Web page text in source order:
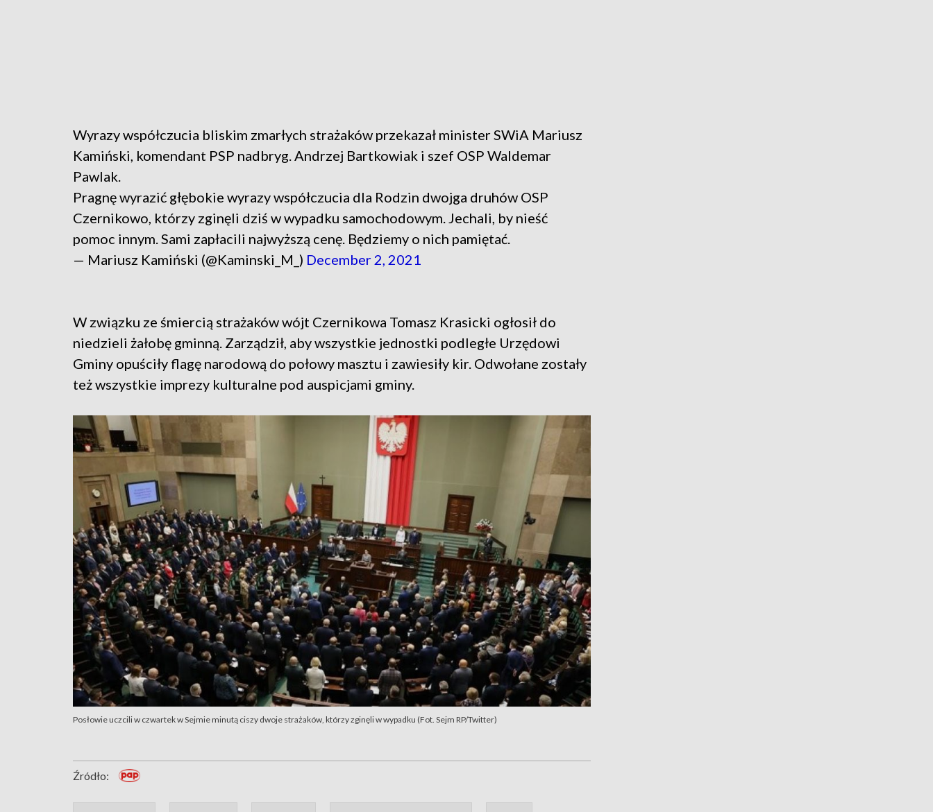
Wyrazy współczucia bliskim zmarłych strażaków przekazał minister SWiA Mariusz
Kamiński, komendant PSP nadbryg. Andrzej Bartkowiak i szef OSP Waldemar
Pawlak.
Pragnę wyrazić głębokie wyrazy współczucia dla Rodzin dwojga druhów OSP
Czernikowo, którzy zginęli dziś w wypadku samochodowym. Jechali, by nieść
pomoc innym. Sami zapłacili najwyższą cenę. Będziemy o nich pamiętać.
— Mariusz Kamiński (@Kaminski_M_) December 2, 2021
W związku ze śmiercią strażaków wójt Czernikowa Tomasz Krasicki ogłosił do
niedzieli żałobę gminną. Zarządził, aby wszystkie jednostki podległe Urzędowi
Gminy opuściły flagę narodową do połowy masztu i zawiesiły kir. Odwołane zostały
też wszystkie imprezy kulturalne pod auspicjami gminy.
Posłowie uczcili w czwartek w Sejmie minutą ciszy dwoje strażaków, którzy zginęli w wypadku (Fot. Sejm RP/Twitter)
Źródło: